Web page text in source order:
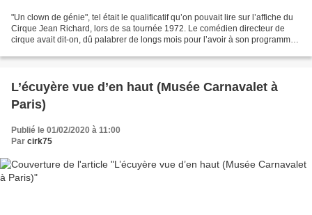
"Un clown de génie", tel était le qualificatif qu’on pouvait lire sur l’affiche du
Cirque Jean Richard, lors de sa tournée 1972. Le comédien directeur de
cirque avait dit-on, dû palabrer de longs mois pour l’avoir à son programme.
L’écuyère vue d’en haut (Musée Carnavalet à
Paris)
Publié le 01/02/2020 à 11:00
Par cirk75